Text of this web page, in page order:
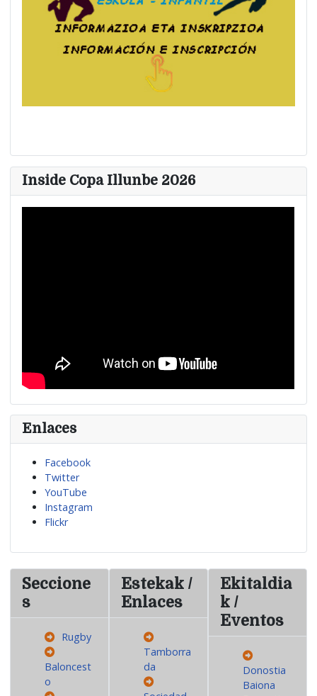
Inside Copa Illunbe 2026
Enlaces
Facebook
Twitter
YouTube
Instagram
Flickr
Seccione
s
Rugby
Baloncest
o
Estekak /
Enlaces
Tamborra
da
Ekitaldia
k /
Eventos
Donostia
Baiona